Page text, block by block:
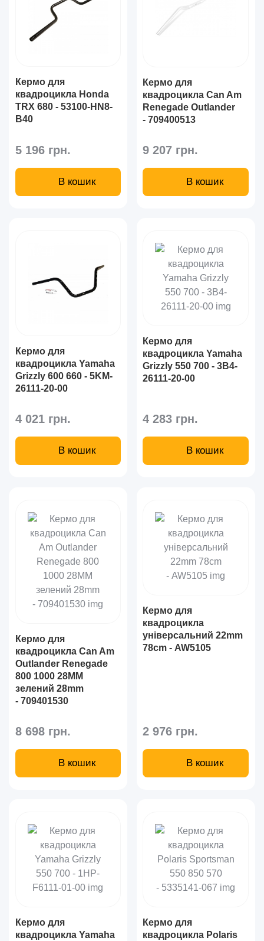
Кермо для
квадроцикла Honda
TRX 680 - 53100-HN8-
B40
5 196 грн.
В кошик
Кермо для
квадроцикла Can Am
Renegade Outlander
- 709400513
9 207 грн.
В кошик
Кермо для
квадроцикла Yamaha
Grizzly 600 660 - 5KM-
26111-20-00
4 021 грн.
В кошик
Кермо для
квадроцикла Yamaha
Grizzly 550 700 - 3B4-
26111-20-00
4 283 грн.
В кошик
Кермо для
квадроцикла Can Am
Outlander Renegade
800 1000 28MM
зелений 28mm
- 709401530
8 698 грн.
В кошик
Кермо для
квадроцикла
універсальний 22mm
78cm - AW5105
2 976 грн.
В кошик
Кермо для
квадроцикла Yamaha
Кермо для
квадроцикла Polaris